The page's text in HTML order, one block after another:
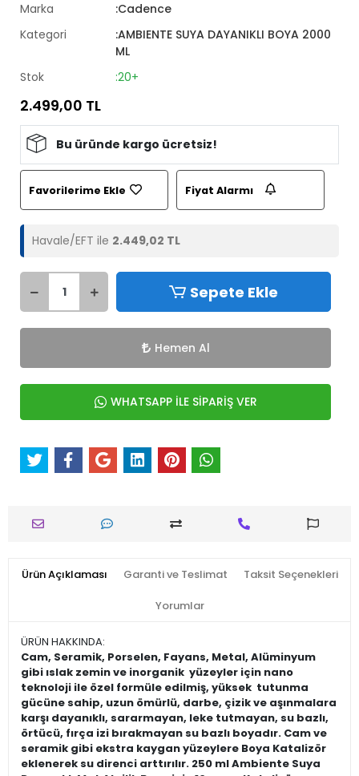
Marka
:Cadence
Kategori
:AMBIENTE SUYA DAYANIKLI BOYA 2000
ML
Stok
:20+
2.499,00 TL
Bu üründe kargo ücretsiz!
Favorilerime Ekle Fiyat Alarmı
Havale/EFT ile 2.449,02 TL
Sepete Ekle
Hemen Al
WHATSAPP İLE SİPARİŞ VER
Ürün Açıklaması Garanti ve Teslimat Taksit Seçenekleri
Yorumlar
ÜRÜN HAKKINDA:
Cam, Seramik, Porselen, Fayans, Metal, Alüminyum
gibi ıslak zemin ve inorganik yüzeyler için nano
teknoloji ile özel formüle edilmiş, yüksek tutunma
gücüne sahip, uzun ömürlü, darbe, çizik ve aşınmalara
karşı dayanıklı, sararmayan, leke tutmayan, su bazlı,
örtücü, fırça izi bırakmayan su bazlı boyadır. Cam ve
seramik gibi ekstra kaygan yüzeylere Boya Katalizör
eklenerek su direnci arttırılır. 250 ml Ambiente Suya